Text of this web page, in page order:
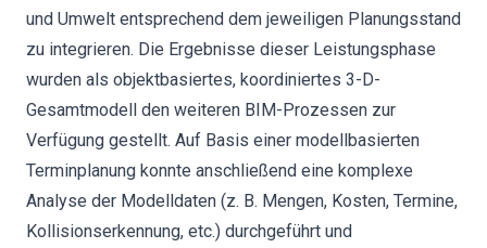
und Umwelt entsprechend dem jeweiligen Planungsstand
zu integrieren. Die Ergebnisse dieser Leistungsphase
wurden als objektbasiertes, koordiniertes 3-D-
Gesamtmodell den weiteren BIM-Prozessen zur
Verfügung gestellt. Auf Basis einer modellbasierten
Terminplanung konnte anschließend eine komplexe
Analyse der Modelldaten (z. B. Mengen, Kosten, Termine,
Kollisionserkennung, etc.) durchgeführt und